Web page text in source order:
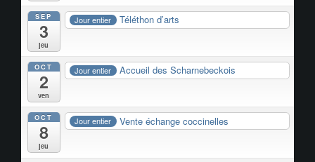
SEP
3
jeu
Jour entier Téléthon d’arts
OCT
2
ven
Jour entier Accueil des Scharnebeckois
OCT
8
jeu
Jour entier Vente échange coccinelles